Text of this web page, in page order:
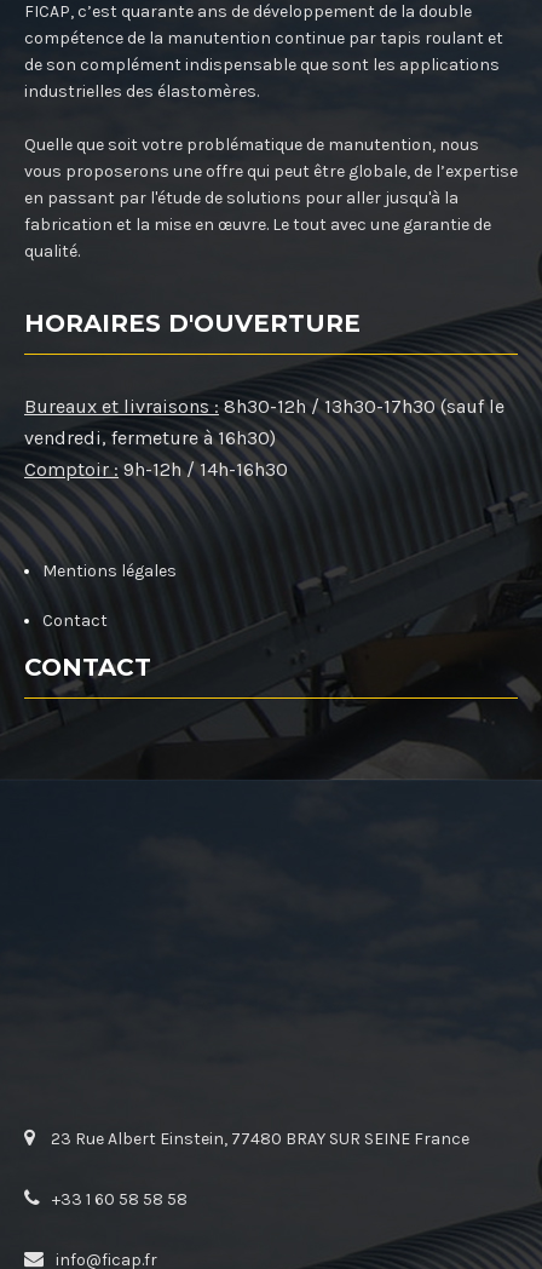
FICAP, c’est quarante ans de développement de la double
compétence de la manutention continue par tapis roulant et
de son complément indispensable que sont les applications
industrielles des élastomères.
Quelle que soit votre problématique de manutention, nous
vous proposerons une offre qui peut être globale, de l’expertise
en passant par l'étude de solutions pour aller jusqu'à la
fabrication et la mise en œuvre. Le tout avec une garantie de
qualité.
HORAIRES D'OUVERTURE
Bureaux et livraisons : 8h30-12h / 13h30-17h30 (sauf le
vendredi, fermeture à 16h30)
Comptoir : 9h-12h / 14h-16h30
Mentions légales
Contact
CONTACT
23 Rue Albert Einstein, 77480 BRAY SUR SEINE France
+33 1 60 58 58 58
info@ficap.fr